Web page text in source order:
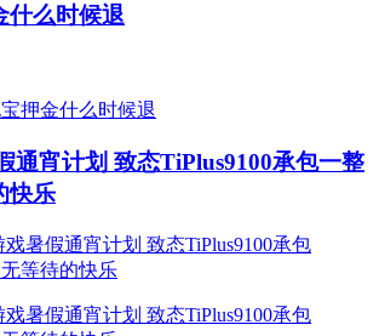
什么时候退
通宵计划 致态TiPlus9100承包一整
快乐